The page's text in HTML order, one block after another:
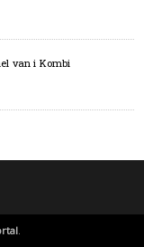
van i Kombi